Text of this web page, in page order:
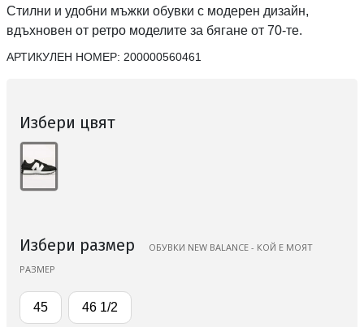
Стилни и удобни мъжки обувки с модерен дизайн,
вдъхновен от ретро моделите за бягане от 70-те.
АРТИКУЛЕН НОМЕР: 200000560461
Избери цвят
Избери размер
ОБУВКИ NEW BALANCE - КОЙ Е МОЯТ
РАЗМЕР
45 46 1/2